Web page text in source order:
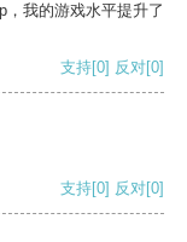
我的游戏水平提升了
支持[0] 反对[0]
支持[0] 反对[0]